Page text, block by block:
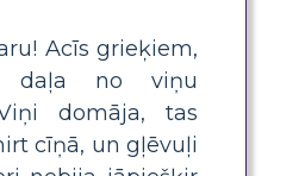
Acīs grieķiem,
daļa no viņu
domāja, tas
cīņā, un gļēvuļi